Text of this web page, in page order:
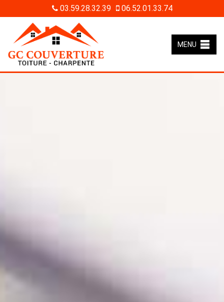
03.59.28.32.39 06.52.01.33.74
MENU